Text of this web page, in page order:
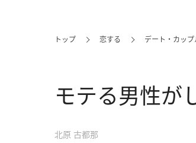
トップ 恋する デート・カップ
モテる男性が
北原 古都那